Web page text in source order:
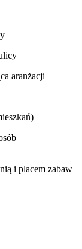
aranżacji
i placem zabaw